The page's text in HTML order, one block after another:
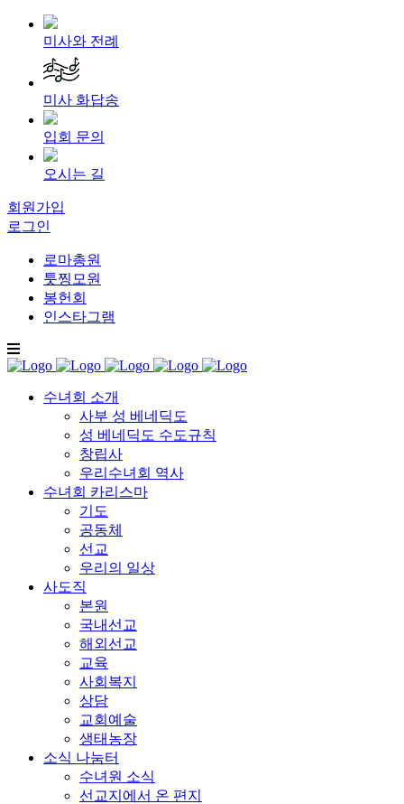
미사와 전례
미사 화답송
입회 문의
오시는 길
회원가입
로그인
로마총원
툿찡모원
봉헌회
인스타그램
수녀회 소개
사부 성 베네딕도
성 베네딕도 수도규칙
창립사
우리수녀회 역사
수녀회 카리스마
기도
공동체
선교
우리의 일상
사도직
본원
국내선교
해외선교
교육
사회복지
상담
교회예술
생태농장
소식 나눔터
수녀원 소식
선교지에서 온 편지